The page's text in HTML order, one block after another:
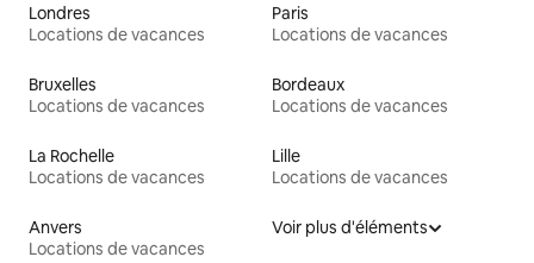
Londres
Locations de vacances
Paris
Locations de vacances
Bruxelles
Locations de vacances
Bordeaux
Locations de vacances
La Rochelle
Locations de vacances
Lille
Locations de vacances
Anvers
Locations de vacances
Voir plus d'éléments